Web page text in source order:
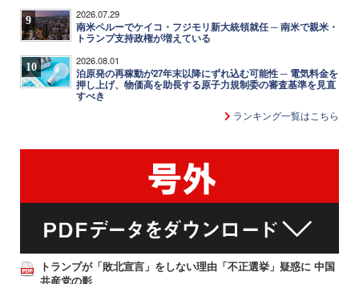
9 2026.07.29
南米ペルーでケイコ・フジモリ新大統領就任 ─ 南米で親米・
トランプ支持政権が増えている
10 2026.08.01
泊原発の再稼動が27年末以降にずれ込む可能性 ─ 電気料金を
押し上げ、物価高を助長する原子力規制委の審査基準を見直
すべき
ランキング一覧はこちら
トランプが「敗北宣言」をしない理由「不正選挙」疑惑に 中国
共産党の影